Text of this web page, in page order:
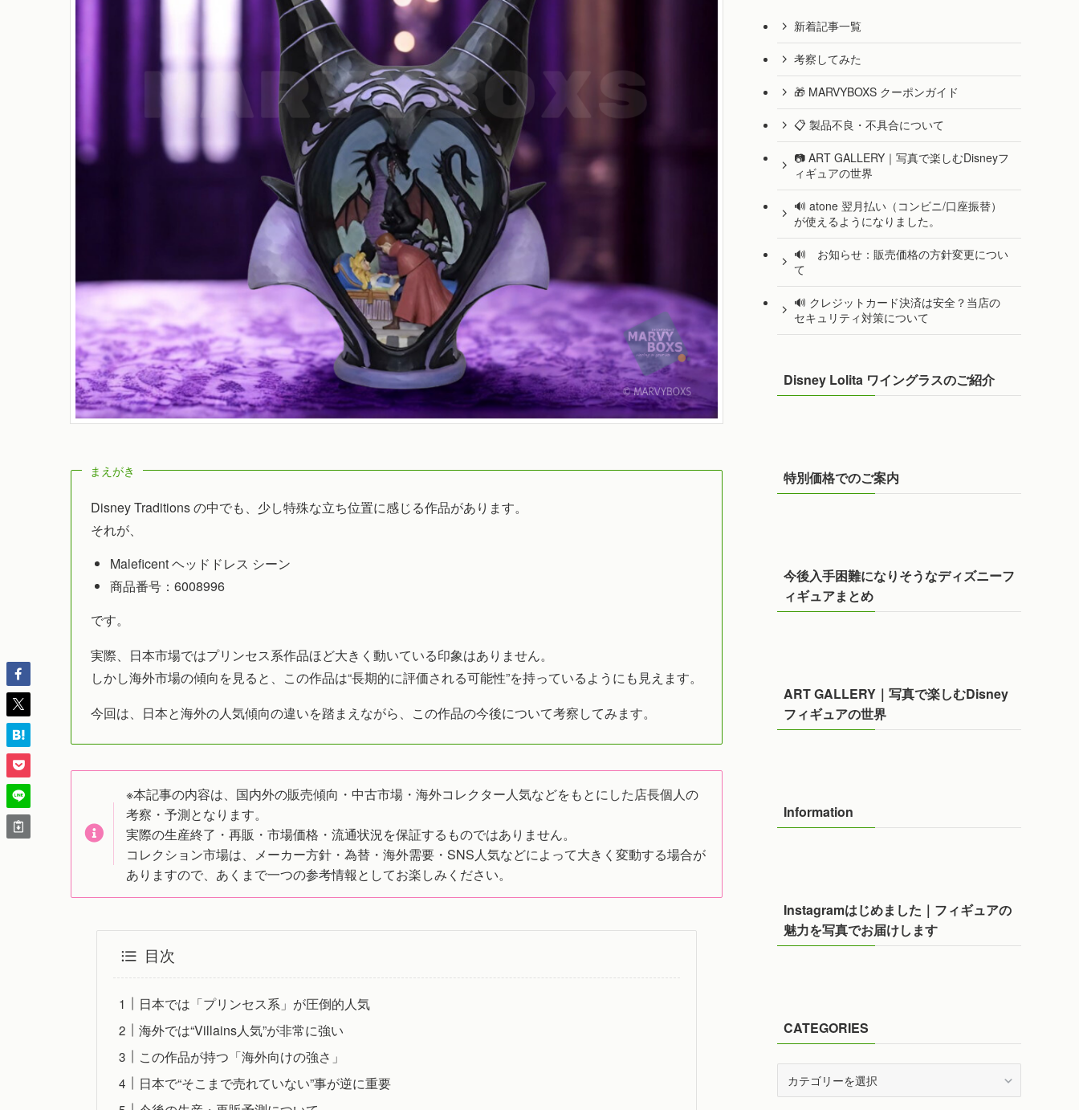
まえがき
Disney Traditions の中でも、少し特殊な立ち位置に感じる作品があります。
それが、
Maleficent ヘッドドレス シーン
商品番号：6008996
です。
実際、日本市場ではプリンセス系作品ほど大きく動いている印象はありません。
しかし海外市場の傾向を見ると、この作品は“長期的に評価される可能性”を持っているようにも見えます。
今回は、日本と海外の人気傾向の違いを踏まえながら、この作品の今後について考察してみます。
※本記事の内容は、国内外の販売傾向・中古市場・海外コレクター人気などをもとにした店長個人の
考察・予測となります。
実際の生産終了・再販・市場価格・流通状況を保証するものではありません。
コレクション市場は、メーカー方針・為替・海外需要・SNS人気などによって大きく変動する場合が
ありますので、あくまで一つの参考情報としてお楽しみください。
目次
日本では「プリンセス系」が圧倒的人気
海外では“Villains人気”が非常に強い
この作品が持つ「海外向けの強さ」
日本で“そこまで売れていない”事が逆に重要
新着記事一覧
考察してみた
🎁 MARVYBOXS クーポンガイド
📋 製品不良・不具合について
📷 ART GALLERY｜写真で楽しむDisneyフ
ィギュアの世界
🔊 atone 翌月払い（コンビニ/口座振替）
が使えるようになりました。
🔊 お知らせ：販売価格の方針変更につい
て
🔊 クレジットカード決済は安全？当店の
セキュリティ対策について
Disney Lolita ワイングラスのご紹介
特別価格でのご案内
今後入手困難になりそうなディズニーフ
ィギュアまとめ
ART GALLERY｜写真で楽しむDisney
フィギュアの世界
Information
Instagramはじめました｜フィギュアの
魅力を写真でお届けします
CATEGORIES